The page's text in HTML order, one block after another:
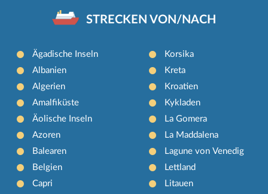
STRECKEN VON/NACH
Ägadische Inseln
Albanien
Algerien
Amalfiküste
Äolische Inseln
Azoren
Balearen
Belgien
Capri
Korsika
Kreta
Kroatien
Kykladen
La Gomera
La Maddalena
Lagune von Venedig
Lettland
Litauen